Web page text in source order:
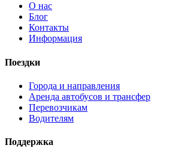
О нас
Блог
Контакты
Информация
Поездки
Города и направления
Аренда автобусов и трансфер
Перевозчикам
Водителям
Поддержка